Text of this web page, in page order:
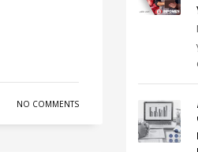
NO COMMENTS